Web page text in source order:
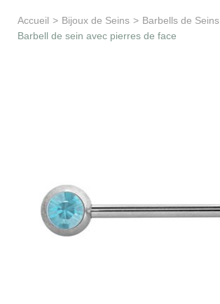
Accueil > Bijoux de Seins > Barbells de Seins
Barbell de sein avec pierres de face